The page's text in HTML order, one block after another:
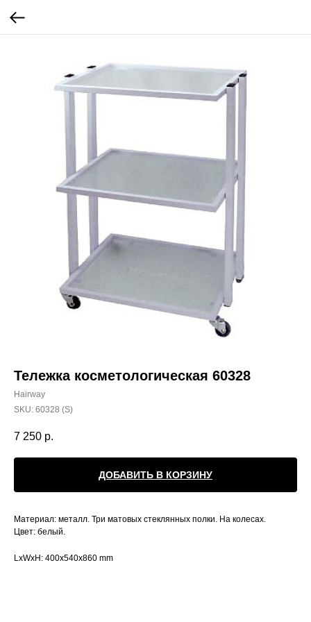
Тележка косметологическая 60328
Hairway
SKU: 60328 (S)
7 250 р.
ДОБАВИТЬ В КОРЗИНУ
Материал: металл. Три матовых стеклянных полки. На колесах.
Цвет: белый.
LxWxH: 400x540x860 mm